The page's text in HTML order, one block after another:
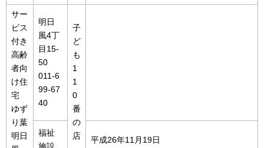
サー
ビス
付き
高齢
者向
け住
宅
ゆず
り葉
明日
明日
風4丁
目15-
50
011-6
99-67
40
子
ど
も
1
1
0
番
の
店
福祉
平成26年11月19日